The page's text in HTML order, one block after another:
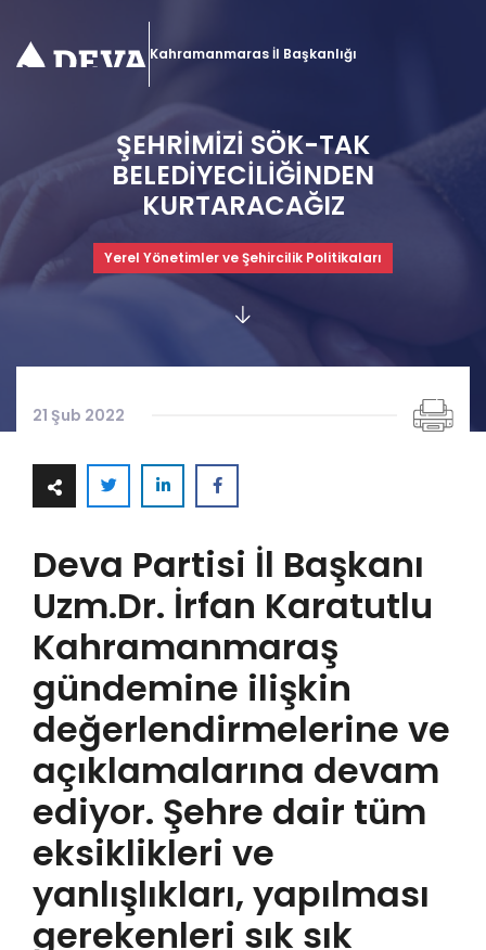
Kahramanmaras İl Başkanlığı
ŞEHRİMİZİ SÖK-TAK
BELEDİYECİLİĞİNDEN
KURTARACAĞIZ
Yerel Yönetimler ve Şehircilik Politikaları
21 Şub 2022
Deva Partisi İl Başkanı
Uzm.Dr. İrfan Karatutlu
Kahramanmaraş
gündemine ilişkin
değerlendirmelerine ve
açıklamalarına devam
ediyor. Şehre dair tüm
eksiklikleri ve
yanlışlıkları, yapılması
gerekenleri sık sık